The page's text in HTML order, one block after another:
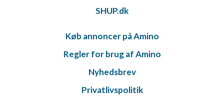
SHUP.dk
Køb annoncer på Amino
Regler for brug af Amino
Nyhedsbrev
Privatlivspolitik